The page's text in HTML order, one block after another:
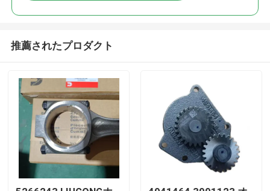
推薦されたプロダクト